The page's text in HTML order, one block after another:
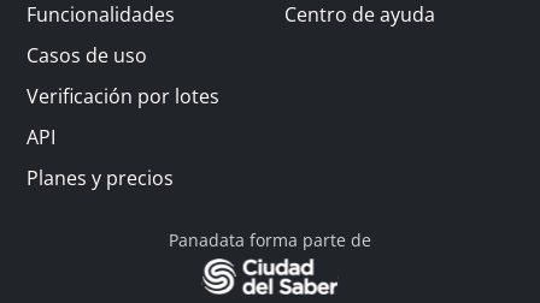
Funcionalidades
Casos de uso
Verificación por lotes
API
Planes y precios
Centro de ayuda
Panadata forma parte de